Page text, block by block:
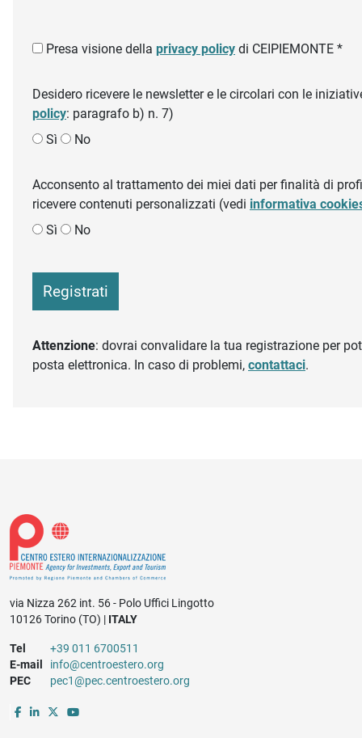
Presa visione della privacy policy di CEIPIEMONTE *
Desidero ricevere le newsletter e le circolari con le
policy: paragrafo b) n. 7)
Sì
No
Acconsento al trattamento dei miei dati per finalità di
ricevere contenuti personalizzati (vedi informativa
Sì
No
Registrati
Attenzione: dovrai convalidare la tua registrazione per
posta elettronica. In caso di problemi, contattaci.
via Nizza 262 int. 56 - Polo Uffici Lingotto
10126 Torino (TO) | ITALY
Tel
+39 011 6700511
E-mail
info@centroestero.org
PEC
pec1@pec.centroestero.org